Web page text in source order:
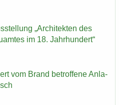
„Ar­chi­tek­ten des
im 18. Jahr­hun­dert“
vom Brand be­trof­fe­ne An­la­